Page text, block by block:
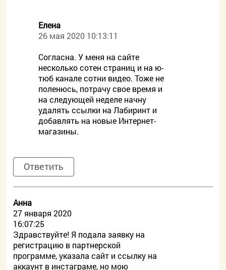
Елена
26 мая 2020 10:13:11
Согласна. У меня на сайте
несколько сотен страниц и на ю-
тюб канале сотни видео. Тоже не
поленюсь, потрачу свое время и
на следующей неделе начну
удалять ссылки на Лабиринт и
добавлять на новые Интернет-
магазины.
Ответить
Анна
27 января 2020
16:07:25
Здравствуйте! Я подала заявку на
регистрацию в партнерской
программе, указала сайт и ссылку на
аккаунт в инстаграме, но мою